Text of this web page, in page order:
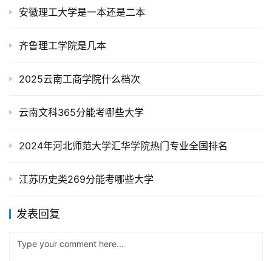
安徽理工大学是一本还是二本
齐鲁理工学院是几本
2025云南工商学院什么档次
云南文科365分能考哪些大学
2024年河北师范大学汇华学院热门专业全国排名
江苏历史类269分能考哪些大学
发表回复